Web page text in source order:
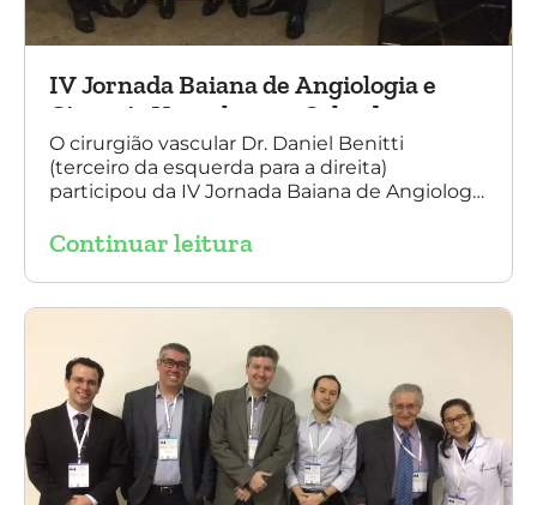
IV Jornada Baiana de Angiologia e
Cirurgia Vascular, em Salvador
O cirurgião vascular Dr. Daniel Benitti
(terceiro da esquerda para a direita)
participou da IV Jornada Baiana de Angiologia
29 de outubro. Na foto também está
SBACV (Sociedade Brasileira de Angiologia e
de Cirurgia Vascular) Bahia.
Continuar leitura